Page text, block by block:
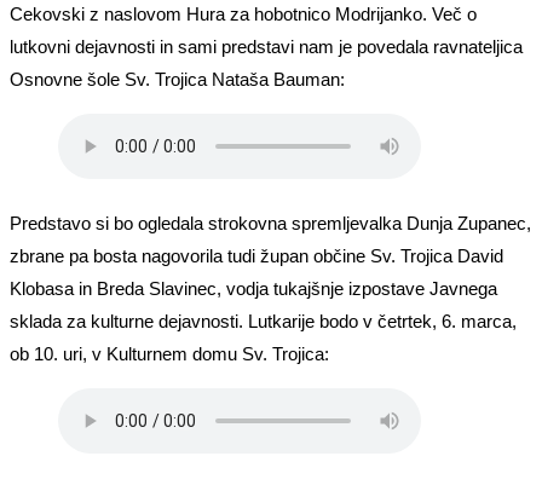
Cekovski z naslovom Hura za hobotnico Modrijanko. Več o
lutkovni dejavnosti in sami predstavi nam je povedala ravnateljica
Osnovne šole Sv. Trojica Nataša Bauman:
Predstavo si bo ogledala strokovna spremljevalka Dunja Zupanec,
zbrane pa bosta nagovorila tudi župan občine Sv. Trojica David
Klobasa in Breda Slavinec, vodja tukajšnje izpostave Javnega
sklada za kulturne dejavnosti. Lutkarije bodo v četrtek, 6. marca,
ob 10. uri, v Kulturnem domu Sv. Trojica: